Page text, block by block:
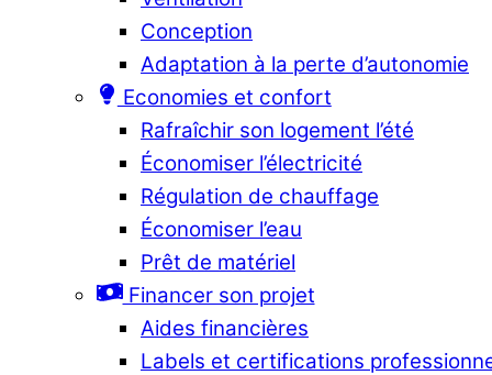
Conception
Adaptation à la perte d’autonomie
Economies et confort
Rafraîchir son logement l’été
Économiser l’électricité
Régulation de chauffage
Économiser l’eau
Prêt de matériel
Financer son projet
Aides financières
Labels et certifications